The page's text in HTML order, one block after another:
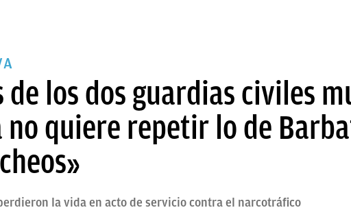
de los dos guardias civiles
no quiere repetir lo de
la vida en acto de servicio contra el narcotráfico